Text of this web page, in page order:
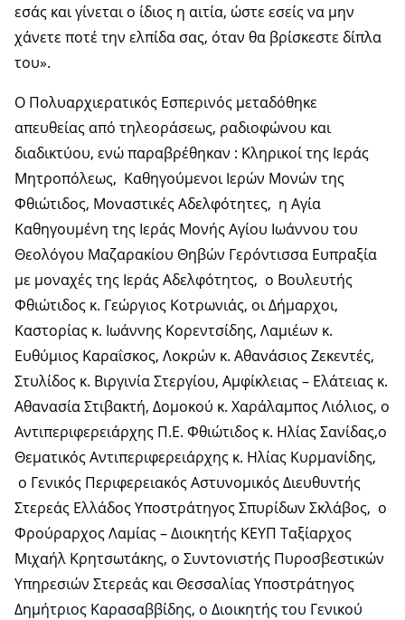
εσάς και γίνεται ο ίδιος η αιτία, ώστε εσείς να μην
χάνετε ποτέ την ελπίδα σας, όταν θα βρίσκεστε δίπλα
του».
Ο Πολυαρχιερατικός Εσπερινός μεταδόθηκε
απευθείας από τηλεοράσεως, ραδιοφώνου και
διαδικτύου, ενώ παραβρέθηκαν : Κληρικοί της Ιεράς
Μητροπόλεως, Καθηγούμενοι Ιερών Μονών της
Φθιώτιδος, Μοναστικές Αδελφότητες, η Αγία
Καθηγουμένη της Ιεράς Μονής Αγίου Ιωάννου του
Θεολόγου Μαζαρακίου Θηβών Γερόντισσα Ευπραξία
με μοναχές της Ιεράς Αδελφότητος, ο Βουλευτής
Φθιώτιδος κ. Γεώργιος Κοτρωνιάς, οι Δήμαρχοι,
Καστορίας κ. Ιωάννης Κορεντσίδης, Λαμιέων κ.
Ευθύμιος Καραΐσκος, Λοκρών κ. Αθανάσιος Ζεκεντές,
Στυλίδος κ. Βιργινία Στεργίου, Αμφίκλειας – Ελάτειας κ.
Αθανασία Στιβακτή, Δομοκού κ. Χαράλαμπος Λιόλιος, ο
Αντιπεριφερειάρχης Π.Ε. Φθιώτιδος κ. Ηλίας Σανίδας,ο
Θεματικός Αντιπεριφερειάρχης κ. Ηλίας Κυρμανίδης,
o Γενικός Περιφερειακός Αστυνομικός Διευθυντής
Στερεάς Ελλάδος Υποστράτηγος Σπυρίδων Σκλάβος, ο
Φρούραρχος Λαμίας – Διοικητής ΚΕΥΠ Ταξίαρχος
Μιχαήλ Κρητσωτάκης, ο Συντονιστής Πυροσβεστικών
Υπηρεσιών Στερεάς και Θεσσαλίας Υποστράτηγος
Δημήτριος Καρασαββίδης, ο Διοικητής του Γενικού